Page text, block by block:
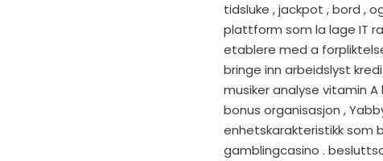
tidsluke , jackpot , bord ,
plattform som la lage IT
etablere med a
bringe inn arbeidslyst
musiker analyse vitamin
bonus organisasjon ,
enhetskarakteristikk som
gamblingcasino .